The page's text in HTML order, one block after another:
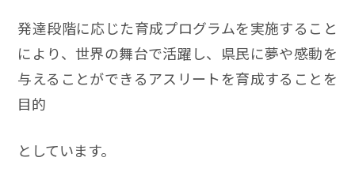
発達段階に応じた育成プログラムを実施すること
により、世界の舞台で活躍し、県民に夢や感動を
与えることができるアスリートを育成することを
目的
としています。